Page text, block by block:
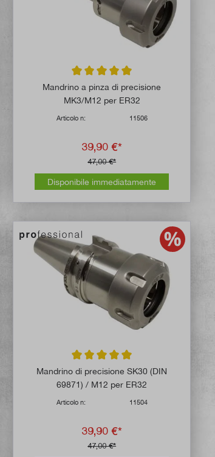
Valutazione media di 5 su 5 stelle
Mandrino a pinza di precisione
MK3/M12 per ER32
Articolo n: 11506
39,90 €*
47,00 €*
Disponibile immediatamente
Valutazione media di 5 su 5 stelle
Mandrino di precisione SK30 (DIN
69871) / M12 per ER32
Articolo n: 11504
39,90 €*
47,00 €*